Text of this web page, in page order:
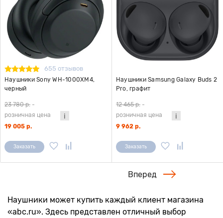
655 отзывов
Наушники Sony WH-1000XM4,
черный
23 780 р. -
розничная цена
19 005 р.
Заказать
Наушники Samsung Galaxy Buds 2
Pro, графит
12 465 р. -
розничная цена
9 962 р.
Заказать
Вперед
Наушники может купить каждый клиент магазина
«abc.ru». Здесь представлен отличный выбор